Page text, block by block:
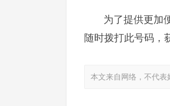
为了提供更加
随时拨打此号码，
本文来自网络，不代表